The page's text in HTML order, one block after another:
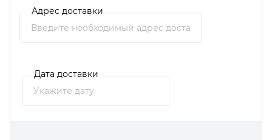
Адрес доставки
Дата доставки